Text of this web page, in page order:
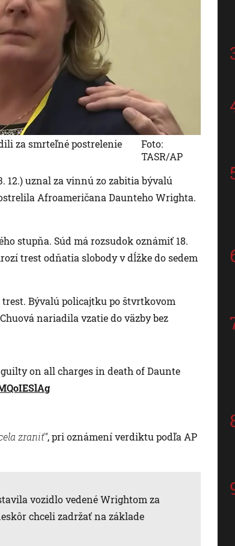
za smrteľné postrelenie
Foto:
TASR/AP
12.) uznal za vinnú zo zabitia bývalú
Afroameričana Daunteho Wrighta.
stupňa. Súd má rozsudok oznámiť 18.
trest odňatia slobody v dĺžke do sedem
Bývalú policajtku po štvrtkovom
nariadila vzatie do väzby bez
on all charges in death of Daunte
zraniť“, pri oznámení verdiktu podľa AP
vozidlo vedené Wrightom za
chceli zadržať na základe